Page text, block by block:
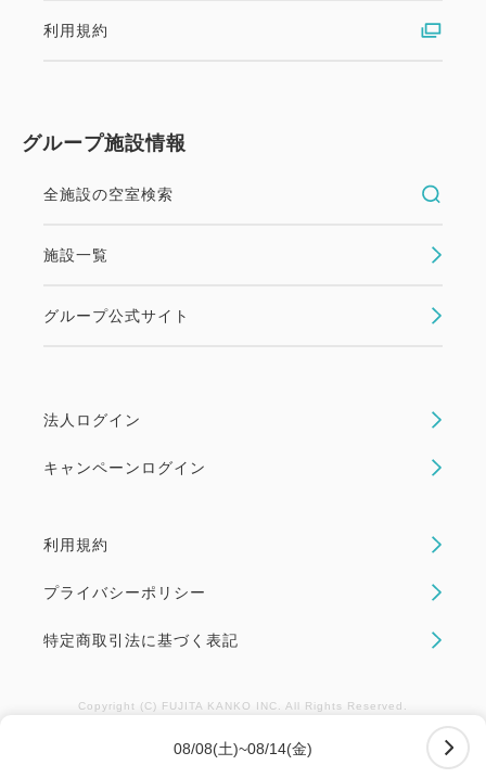
08/08(土)~08/14(金)
利用規約
グループ施設情報
全施設の空室検索
施設一覧
グループ公式サイト
法人ログイン
キャンペーンログイン
利用規約
プライバシーポリシー
特定商取引法に基づく表記
Copyright (C) FUJITA KANKO INC. All Rights Reserved.